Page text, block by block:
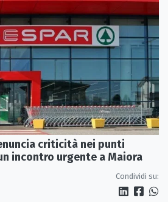
criticità nei punti
incontro urgente a Maiora
Condividi su: